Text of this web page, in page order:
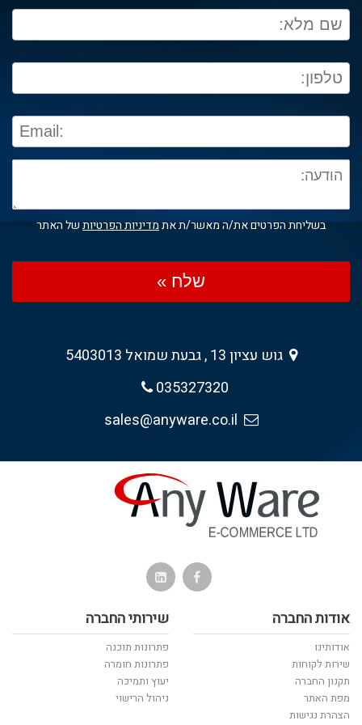
בשליחת הפרטים את/ה מאשר/ת אתמדיניות הפרטיותשל האתר
שלח »
גוש עציון 13 , גבעת שמואל 5403013
035327320
אודות החברה
אודותינו
שירות לקוחות
תקנון החברה
מפת האתר
הצהרת נגישות
שירותי החברה
פתרונות תוכנה
פתרונות חומרה
יעוץ ותמיכה
ניהול הרישוי